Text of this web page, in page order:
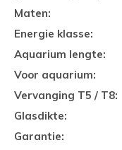
Maten:
Energie klasse:
Aquarium lengte:
Voor aquarium:
Vervanging T5 / T8:
Glasdikte:
Garantie: